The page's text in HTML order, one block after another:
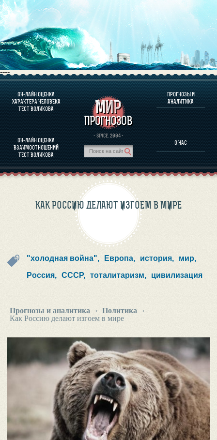
----
ОН-ЛАЙН ОЦЕНКА
ХАРАКТЕРА ЧЕЛОВЕКА
ТЕСТ ВОЛИКОВА
ОН-ЛАЙН ОЦЕНКА
ВЗАИМООТНОШЕНИЙ
ТЕСТ ВОЛИКОВА
· SINCE. 2004 ·
ПРОГНОЗЫ И
АНАЛИТИКА
О НАС
О ПРОГРАММЕ
ОЦЕНКА ХАРАКТЕРA ЧЕЛОВЕКА
ОЦЕНКА ХАРАКТЕРА ВЫДАЮЩИХСЯ ЛИЧНОСТЕЙ
О ПРОГРАММЕ
ПРОГНОЗЫ И АНАЛИТИКА
КАК РОССИЮ ДЕЛАЮТ ИЗГОЕМ В МИРЕ
"холодная война", Европа, история, мир,
Россия, СССР, тоталитаризм, цивилизация
Прогнозы и аналитика › Политика
›
Как Россию делают изгоем в мире